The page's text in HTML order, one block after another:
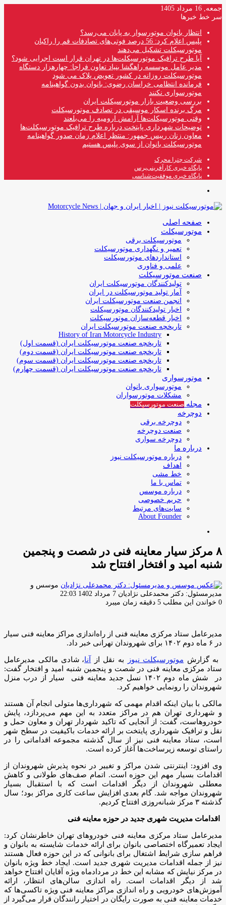
جمعه, 16 مرداد 1405
سر خط خبرها
انتظار بانوان موتورسوار به پایان می‌رسد؟
پلیس اعلام کرد: 56 درصد فوتی‌های تصادفات قم را راکبان
موتورسیکلت تشکیل می‌دهند
آیا طرح ترافیک موتورسیکلت‌ها در تهران قرار است اجرایی شود؟
مدیر عامل موسسه راهگشا بنیاد تعاون فراجا: چهارهزار دستگاه
موتورسیکلت روزانه در کشور تعویض پلاک می شود
فرمانده انتظامی خراسان رضوی: بانوان بدون گواهینامه
موتورسواری نکنند
بررسی وضعیت بازار موتورسیکلت ایران
مرگ برنده اسکار موسیقی در تصادف موتورسیکلت
وقتی موتورسیکلت‌ها آرامش ارومیه را می‌بلعند
توضیحات شهرداری پایتخت درباره طرح ترافیک موتورسیکلت‌ها
معاون زنان رییس جمهور: منتظر اعلام زمان صدور گواهینامه
موتورسیکلت بانوان از سوی پلیس هستیم
شرکت چترا محرک
پایگاه خبری کارآفرینی‌پرس
پایگاه خبری موفقیت‌شناسی
صفحه اصلی
موتورسیکلت
موتورسیکلت برقی
تعمیر و نگهداری موتورسیکلت
استانداردهای موتورسیکلت
علمی و فناوری
صنعت موتورسیکلت
تولیدکنندگان موتورسیکلت ایران
آمار تولید موتورسیکلت در ایران
انجمن صنعت موتورسیکلت ایران
اخبار تولیدکنندگان موتورسیکلت
اخبار قطعه‌سازان موتورسیکلت
تاریخچه صنعت موتورسیکلت ایران
History of Iran Motorcycle Industry
تاریخچه صنعت موتورسیکلت ایران (قسمت اول)
تاریخچه صنعت موتورسیکلت ایران (قسمت دوم)
تاریخچه صنعت موتورسیکلت ایران (قسمت سوم)
تاریخچه صنعت موتورسیکلت ایران (قسمت چهارم)
موتورسواری
موتورسواری بانوان
مشکلات موتورسواران
مجله صنعت موتورسیکلت
دوچرخه
دوچرخه برقی
صنعت دوچرخه
دوچرخه سواری
درباره ما
درباره موتورسیکلت نیوز
اهداف
خط مشی
تماس با ما
درباره موسس
حریم خصوصی
سایت‌های مرتبط
About Founder
۸ مرکز سیار معاینه فنی در شصت و پنجمین
شنبه امید و افتخار افتتاح شد
موسس و
مدیرمسئول: دکتر محمدعلی نژادیان ارسال
ایمیل
7 مرداد 1402 22:03
0 خواندن این مطلب 5 دقیقه زمان میبرد
مدیرعامل ستاد مرکزی معاینه فنی از راه‌اندازی مراکز معاینه فنی سیار
در ۶ ماه دوم ۱۴۰۲ برای شهروندان تهرانی خبر داد.
به گزارش موتورسیکلت نیوز به نقل از آنا، شادی مالکی مدیرعامل
ستاد مرکزی معاینه فنی در شصت و پنجمین شنبه امید و افتخار گفت:
در شش ماه دوم ۱۴۰۲ نسل جدید معاینه فنی سیار از درب منزل
شهروندان را رونمایی خواهیم کرد.
مالکی با بیان اینکه اقدام مهمی که شهرداری‌ها متولی انجام آن هستند
و شهرداری تهران هم در مراکز متعدد به این مهم می‌پردازد، پایش
خودروهاست، گفت: از آنجایی که تاکید شهردار تهران و معاون حمل و
نقل و ترافیک شهرداری پایتخت بر ارائه خدمات باکیفیت در سطح شهر
است، ستاد معاینه فنی نیز از سال گذشته مجموعه اقداماتی را در
راستای توسعه زیرساخت‌ها آغاز کرده است.
وی افزود: اینترنتی شدن مراکز و تغییر در نحوه پذیرش شهروندان از
اقدامات بسیار مهم این حوزه است. اتمام صف‌های طولانی و کاهش
معطلی شهروندان از دیگر اقدامات است که با استقبال بسیار
شهروندان مواجه شد. گام بعدی افزایش ساعت کاری مراکز بود؛ سال
گذشته ۳ مرکز شبانه‌روزی افتتاح کردیم.
اقدامات مدیریت شهری جدید در حوزه معاینه فنی
مدیرعامل ستاد مرکزی معاینه فنی خودروهای تهران خاطرنشان کرد:
ایجاد تعمیرگاه اختصاصی بانوان برای ارائه خدمات شایسته به بانوان و
فراهم سازی شرایط اشتغال برای بانوانی که در این حوزه فعال هستند
نیز از جمله اقدامات مدیریت شهری جدید است. ایجاد خط ویژه بانوان
در مرکز نیایش که مشابه این خط در مردادماه ویژه آقایان افتتاح خواهد
شد از دیگر اقدامات است. راه اندازی سالن‌های انتظار، ارائه
آموزش‌های خودرویی و راه اندازی مراکز معاینه فنی ویژه تاکسی‌ها که
خدمات معاینه فنی به صورت رایگان در اختیار رانندگان قرار می‌گیرد از